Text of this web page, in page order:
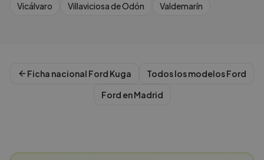
Vicálvaro
Villaviciosa de Odón Valdemarín
Ficha nacional Ford Kuga Todos los modelosFord
Ford enMadrid